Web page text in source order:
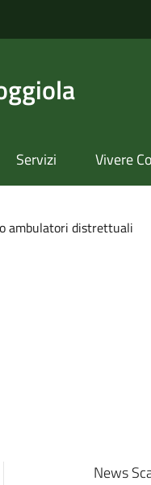
Servizi Vivere
ambulatori distrettuali
News